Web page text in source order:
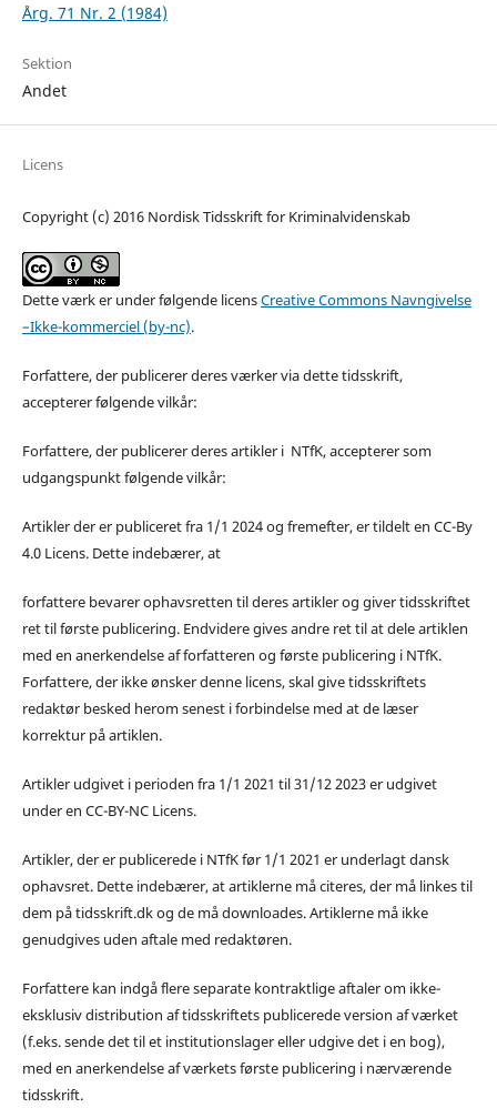
Årg. 71 Nr. 2 (1984)
Sektion
Andet
Licens
Copyright (c) 2016 Nordisk Tidsskrift for Kriminalvidenskab
Dette værk er under følgende licensCreative Commons Navngivelse
–Ikke-kommerciel (by-nc).
Forfattere, der publicerer deres værker via dette tidsskrift,
accepterer følgende vilkår:
Forfattere, der publicerer deres artikler i NTfK, accepterer som
udgangspunkt følgende vilkår:
Artikler der er publiceret fra 1/1 2024 og fremefter, er tildelt en CC-By
4.0 Licens. Dette indebærer, at
forfattere bevarer ophavsretten til deres artikler og giver tidsskriftet
ret til første publicering. Endvidere gives andre ret til at dele artiklen
med en anerkendelse af forfatteren og første publicering i NTfK.
Forfattere, der ikke ønsker denne licens, skal give tidsskriftets
redaktør besked herom senest i forbindelse med at de læser
korrektur på artiklen.
Artikler udgivet i perioden fra 1/1 2021 til 31/12 2023 er udgivet
under en CC-BY-NC Licens.
Artikler, der er publicerede i NTfK før 1/1 2021 er underlagt dansk
ophavsret. Dette indebærer, at artiklerne må citeres, der må linkes til
dem på tidsskrift.dk og de må downloades. Artiklerne må ikke
genudgives uden aftale med redaktøren.
Forfattere kan indgå flere separate kontraktlige aftaler om ikke-
eksklusiv distribution af tidsskriftets publicerede version af værket
(f.eks. sende det til et institutionslager eller udgive det i en bog),
med en anerkendelse af værkets første publicering i nærværende
tidsskrift.